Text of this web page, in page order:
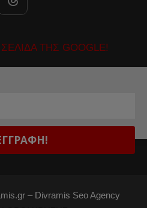
ΤΗΣ GOOGLE!
–Divramis Seo Agency